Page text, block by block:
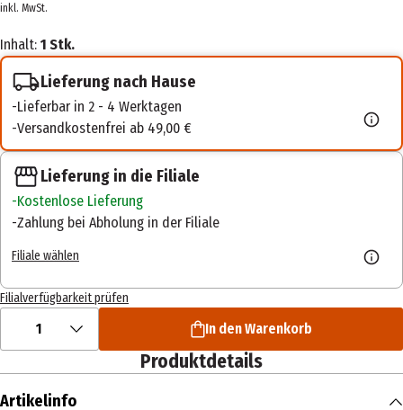
inkl. MwSt.
Inhalt: 1 Stk.
Lieferung nach Hause
Lieferbar in 2 - 4 Werktagen
Versandkostenfrei ab 49,00 €
Lieferung in die Filiale
Kostenlose Lieferung
Zahlung bei Abholung in der Filiale
Filiale wählen
Filialverfügbarkeit prüfen
1 In den Warenkorb
Produktdetails
Artikelinfo